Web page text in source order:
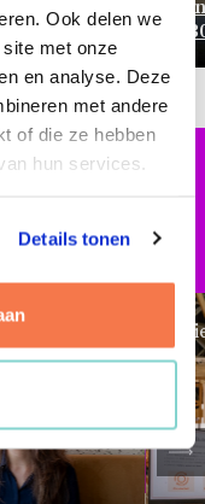
Ook delen we
met onze
en analyse. Deze
met andere
of die ze hebben
hun services.
Details tonen